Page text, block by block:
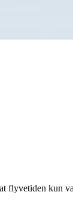
flyvetiden kun